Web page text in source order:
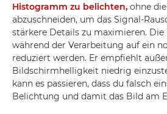
Histogramm zu belichten, ohne
abzuschneiden, um das Signal-
stärkere Details zu maximieren.
während der Verarbeitung auf ein
reduziert werden. Er empfiehlt
Bildschirmhelligkeit niedrig
kann es passieren, dass du falsch
Belichtung und damit das Bild am